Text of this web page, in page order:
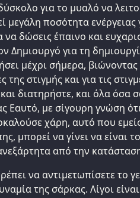
για το μυαλό να
μεγάλη ποσότητα ενέργειας
δώσεις έπαινο και
Δημιουργό για τη
μέχρι σήμερα, βιώνοντας
της στιγμής και για τις
διατηρήστε, και όλα όσα
Εαυτό, με σίγουρη γνώση
χάρη, αυτό που
μπορεί να γίνει να είναι
από την
να αντιμετωπίσετε το
της σάρκας. Λίγοι